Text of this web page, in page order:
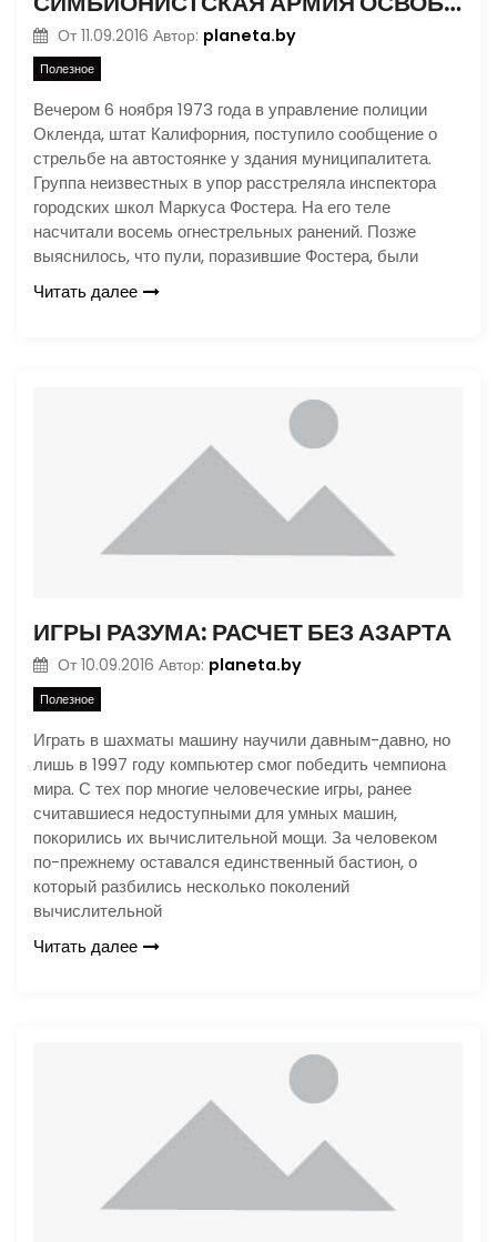
От 11.09.2016 Автор: planeta.by
Полезное
Вечером 6 ноября 1973 года в управление полиции
Окленда, штат Калифорния, поступило сообщение о
стрельбе на автостоянке у здания муниципалитета.
Группа неизвестных в упор расстреляла инспектора
городских школ Маркуса Фостера. На его теле
насчитали восемь огнестрельных ранений. Позже
выяснилось, что пули, поразившие Фостера, были
Читать далее
ИГРЫ РАЗУМА: РАСЧЕТ БЕЗ АЗАРТА
От 10.09.2016 Автор: planeta.by
Полезное
Играть в шахматы машину научили давным-давно, но
лишь в 1997 году компьютер смог победить чемпиона
мира. С тех пор многие человеческие игры, ранее
считавшиеся недоступными для умных машин,
покорились их вычислительной мощи. За человеком
по-прежнему оставался единственный бастион, о
который разбились несколько поколений
вычислительной
Читать далее